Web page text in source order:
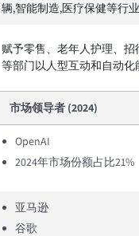
辆,智能制造,医疗保健等行
赋予零售、老年人护理、招
等部门以人型互动和自动化
市场领导者 (2024)
OpenAI
2024年市场份额占比21%
亚马逊
谷歌